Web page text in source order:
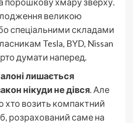
великою
спеціальними складами
Tesla, BYD, Nissan
думати наперед.
лишається
нікуди не дівся. Але
хто возить компактний
розрахований саме на